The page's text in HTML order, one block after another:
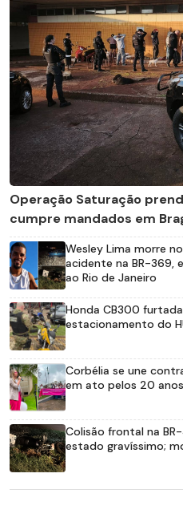
Operação Saturação
cumpre mandados em
Wesley Lima morre
acidente na BR-369,
ao Rio de Janeiro
Honda CB300
estacionamento do
Corbélia se une
em ato pelos 20
Colisão frontal na
estado gravíssimo;